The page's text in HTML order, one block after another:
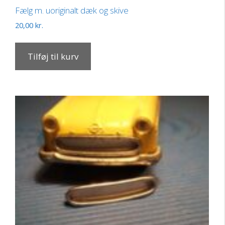
Fælg m. uoriginalt dæk og skive
20,00 kr.
Tilføj til kurv